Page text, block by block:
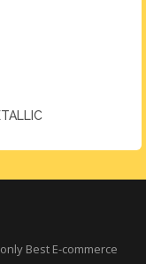
Best E-commerce